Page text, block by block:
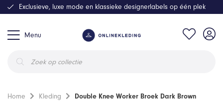
Menu
zoeken
Exclusieve, luxe mode en klassieke designerlabels op één plek
Home Kleding Double Knee Worker Broek Dark Brown